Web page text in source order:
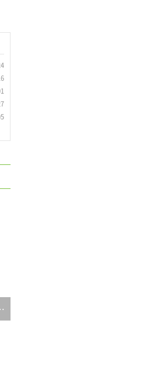
도서 선정 안내